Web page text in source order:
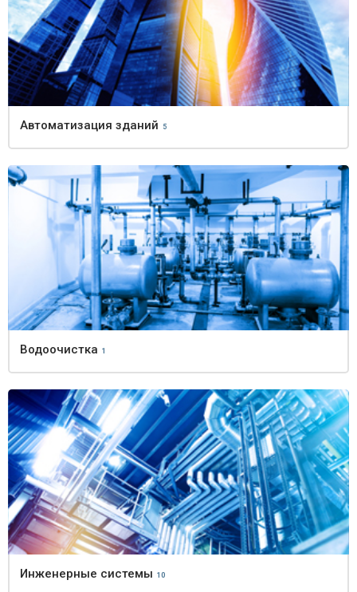
Автоматизация зданий 5
Водоочистка 1
Инженерные системы 10